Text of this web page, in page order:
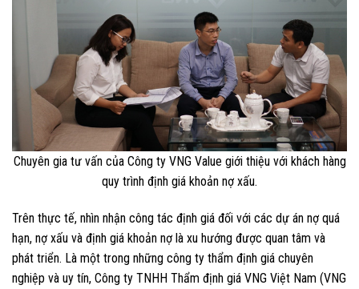
Chuyên gia tư vấn của Công ty VNG Value giới thiệu với khách hàng
quy trình định giá khoản nợ xấu.
Trên thực tế, nhìn nhận công tác định giá đối với các dự án nợ quá
hạn, nợ xấu và định giá khoản nợ là xu hướng được quan tâm và
phát triển. Là một trong những công ty thẩm định giá chuyên
nghiệp và uy tín, Công ty TNHH Thẩm định giá VNG Việt Nam (VNG